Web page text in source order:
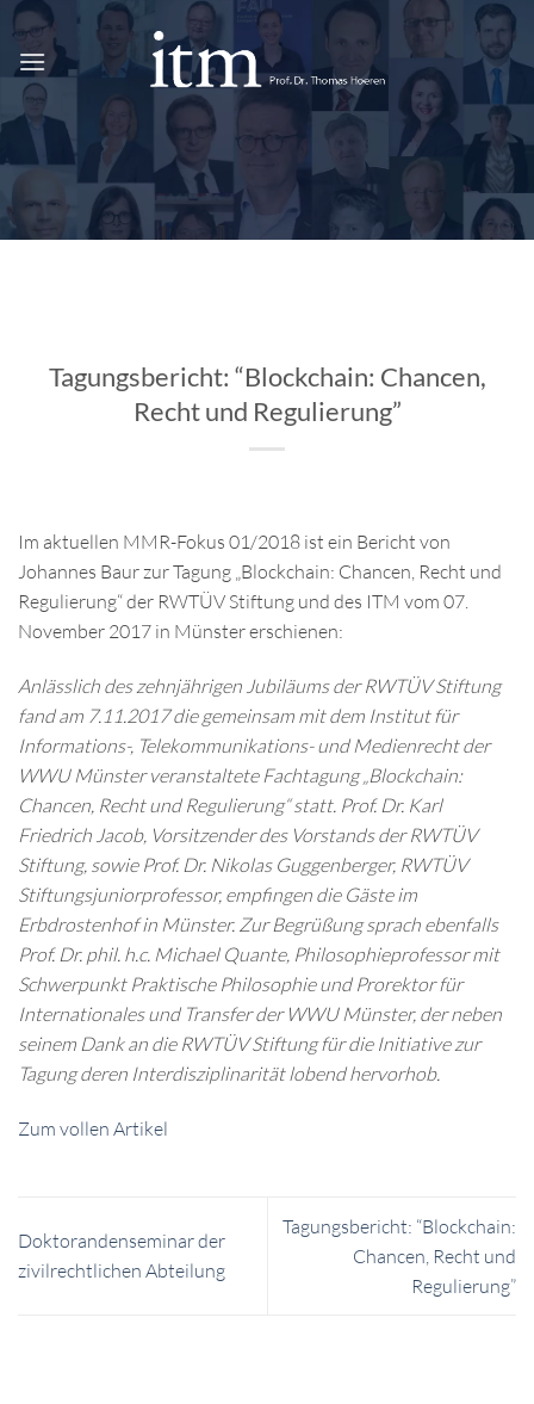
Skip
content
Tagungsbericht: “Blockchain: Chancen,
Recht und Regulierung”
Im aktuellen MMR-Fokus 01/2018 ist ein Bericht von
Johannes Baur zur Tagung „Blockchain: Chancen, Recht und
Regulierung“ der RWTÜV Stiftung und des ITM vom 07.
November 2017 in Münster erschienen:
Anlässlich des zehnjährigen Jubiläums der RWTÜV Stiftung
fand am 7.11.2017 die gemeinsam mit dem Institut für
Informations-, Telekommunikations- und Medienrecht der
WWU Münster veranstaltete Fachtagung „Blockchain:
Chancen, Recht und Regulierung“ statt. Prof. Dr. Karl
Friedrich Jacob, Vorsitzender des Vorstands der RWTÜV
Stiftung, sowie Prof. Dr. Nikolas Guggenberger, RWTÜV
Stiftungsjuniorprofessor, empfingen die Gäste im
Erbdrostenhof in Münster. Zur Begrüßung sprach ebenfalls
Prof. Dr. phil. h.c. Michael Quante, Philosophieprofessor mit
Schwerpunkt Praktische Philosophie und Prorektor für
Internationales und Transfer der WWU Münster, der neben
seinem Dank an die RWTÜV Stiftung für die Initiative zur
Tagung deren Interdisziplinarität lobend hervorhob.
Zum vollen Artikel
Doktorandenseminar der
zivilrechtlichen Abteilung
Tagungsbericht: “Blockchain:
Chancen, Recht und
Regulierung”